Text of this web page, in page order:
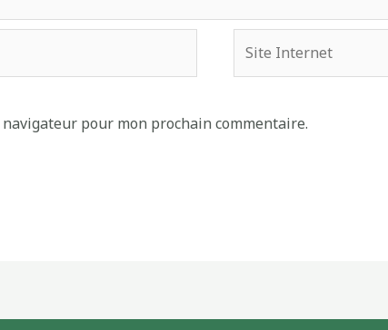
pour mon prochain commentaire.